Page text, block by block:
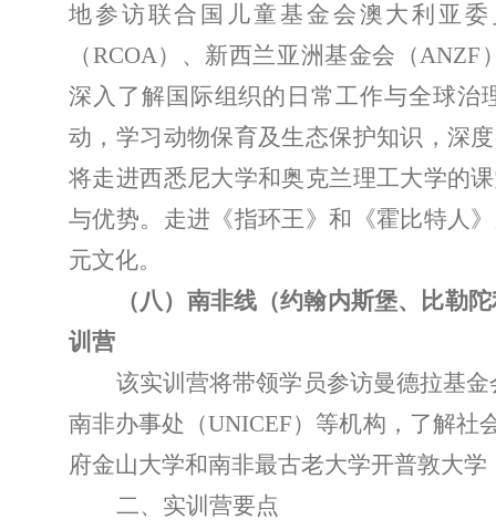
地参访联合国儿童基金会澳大利亚
（RCOA）、新西兰亚洲基金会（ANZF
深入了解国际组织的日常工作与全球治
动，学习动物保育及生态保护知识，深
将走进西悉尼大学和奥克兰理工大学的
与优势。走进《指环王》和《霍比特人
元文化。
（八）南非线（约翰内斯堡、比勒
训营
该实训营将带领学员参访曼德拉基金
南非办事处（UNICEF）等机构，了解社
府金山大学和南非最古老大学开普敦大
二、实训营要点